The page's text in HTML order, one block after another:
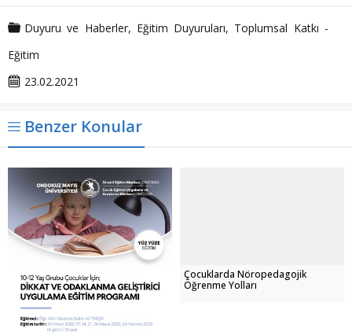
Duyuru ve Haberler, Eğitim Duyuruları, Toplumsal Katkı -
Eğitim
23.02.2021
Benzer Konular
Çocuklarda Nöropedagojik
Öğrenme Yolları